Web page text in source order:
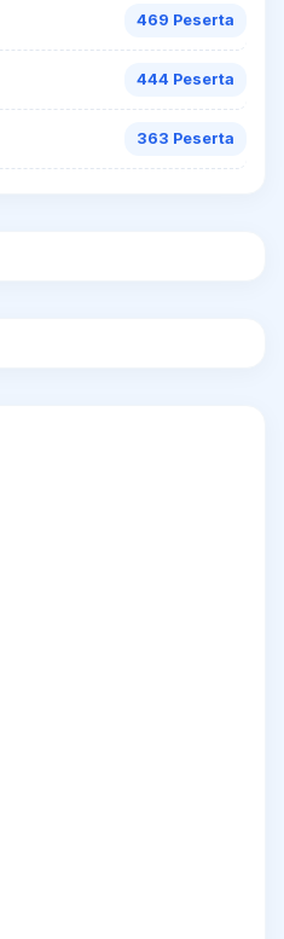
469 Peserta
444 Peserta
363 Peserta